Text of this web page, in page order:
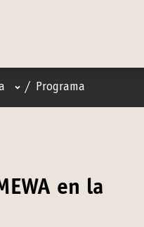
Menú de usuario
/ Programa
en la